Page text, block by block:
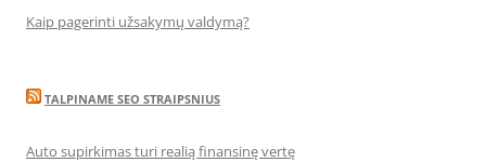
Kaip pagerinti užsakymų valdymą?
TALPINAME SEO STRAIPSNIUS
Auto supirkimas turi realią finansinę vertę